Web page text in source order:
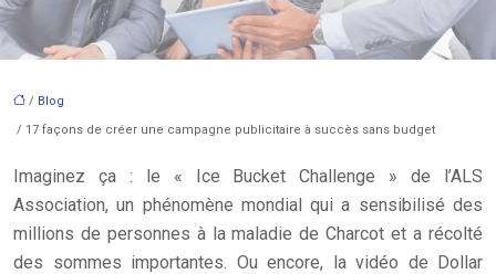
/ Blog
/ 17 façons de créer une campagne publicitaire à succès sans budget
Imaginez ça : le « Ice Bucket Challenge » de l’ALS
Association, un phénomène mondial qui a sensibilisé des
millions de personnes à la maladie de Charcot et a récolté
des sommes importantes. Ou encore, la vidéo de Dollar